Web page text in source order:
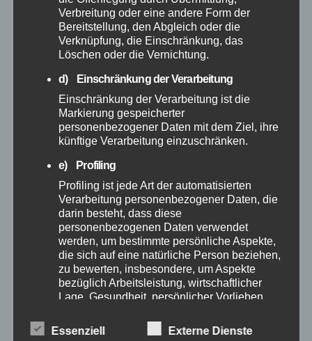
Mai 2025
März 2025
Februar 2025
Januar 2025
Dezember 2024
November 2024
Oktober 2024
September 2024
Verbreitung oder eine andere Form der
Bereitstellung, den Abgleich oder die
Verknüpfung, die Einschränkung, das
Löschen oder die Vernichtung.
d) Einschränkung der Verarbeitung
Einschränkung der Verarbeitung ist die
Markierung gespeicherter
personenbezogener Daten mit dem Ziel, ihre
künftige Verarbeitung einzuschränken.
e) Profiling
Profiling ist jede Art der automatisierten
Verarbeitung personenbezogener Daten, die
darin besteht, dass diese
personenbezogenen Daten verwendet
werden, um bestimmte persönliche Aspekte,
die sich auf eine natürliche Person beziehen,
zu bewerten, insbesondere, um Aspekte
bezüglich Arbeitsleistung, wirtschaftlicher
Lage, Gesundheit, persönlicher Vorlieben,
Aufenthaltsort oder Ortswechsel dieser
natürlichen Person zu analysieren oder
Essenziell Externe Dienste